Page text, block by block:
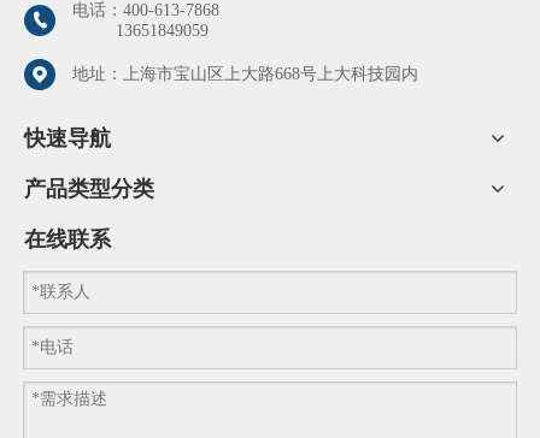
电话： 400-613-7868
13651849059
地址：上海市宝山区上大路668号上大科技园内
快速导航
产品类型分类
在线联系